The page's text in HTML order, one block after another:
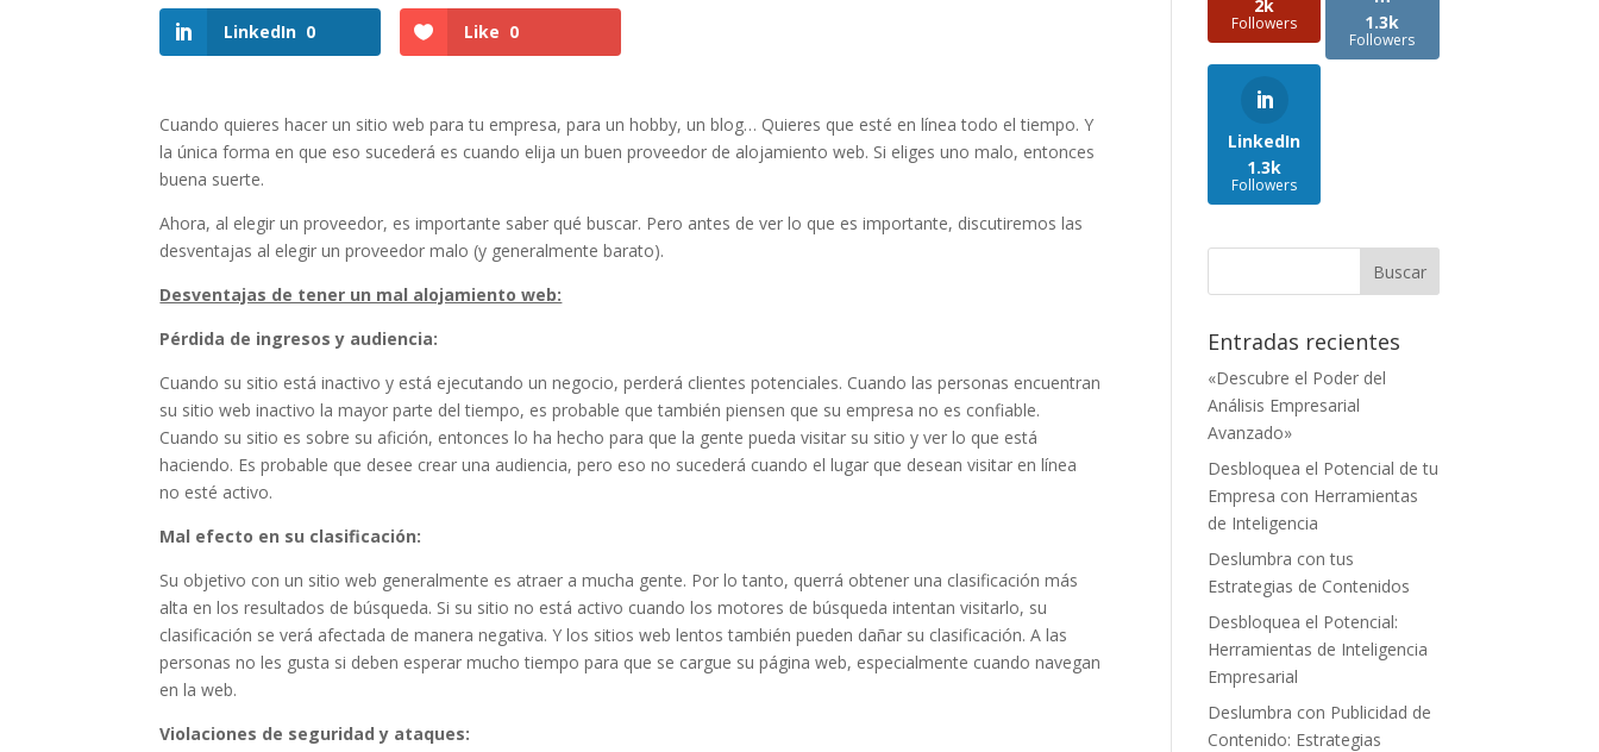
LinkedIn 0 Like 0
Cuando quieres hacer un sitio web para tu empresa, para un hobby, un blog… Quieres que esté en línea todo el tiempo. Y
la única forma en que eso sucederá es cuando elija un buen proveedor de alojamiento web. Si eliges uno malo, entonces
buena suerte.
Ahora, al elegir un proveedor, es importante saber qué buscar. Pero antes de ver lo que es importante, discutiremos las
desventajas al elegir un proveedor malo (y generalmente barato).
Desventajas de tener un mal alojamiento web:
Pérdida de ingresos y audiencia:
Cuando su sitio está inactivo y está ejecutando un negocio, perderá clientes potenciales. Cuando las personas encuentran
su sitio web inactivo la mayor parte del tiempo, es probable que también piensen que su empresa no es confiable.
Cuando su sitio es sobre su afición, entonces lo ha hecho para que la gente pueda visitar su sitio y ver lo que está
haciendo. Es probable que desee crear una audiencia, pero eso no sucederá cuando el lugar que desean visitar en línea
no esté activo.
Mal efecto en su clasificación:
Su objetivo con un sitio web generalmente es atraer a mucha gente. Por lo tanto, querrá obtener una clasificación más
alta en los resultados de búsqueda. Si su sitio no está activo cuando los motores de búsqueda intentan visitarlo, su
clasificación se verá afectada de manera negativa. Y los sitios web lentos también pueden dañar su clasificación. A las
personas no les gusta si deben esperar mucho tiempo para que se cargue su página web, especialmente cuando navegan
en la web.
Violaciones de seguridad y ataques:
2k
Followers
1.3k
Followers
LinkedIn
1.3k
Followers
Entradas recientes
«Descubre el Poder del
Análisis Empresarial
Avanzado»
Desbloquea el Potencial de tu
Empresa con Herramientas
de Inteligencia
Deslumbra con tus
Estrategias de Contenidos
Desbloquea el Potencial:
Herramientas de Inteligencia
Empresarial
Deslumbra con Publicidad de
Contenido: Estrategias